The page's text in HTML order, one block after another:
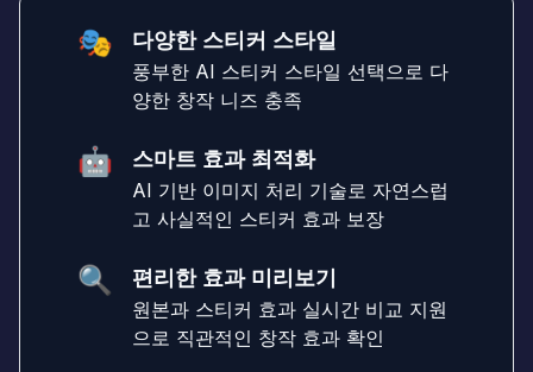
🎭 다양한 스티커 스타일
풍부한 AI 스티커 스타일 선택으로 다
양한 창작 니즈 충족
🤖 스마트 효과 최적화
AI 기반 이미지 처리 기술로 자연스럽
고 사실적인 스티커 효과 보장
🔍 편리한 효과 미리보기
원본과 스티커 효과 실시간 비교 지원
으로 직관적인 창작 효과 확인